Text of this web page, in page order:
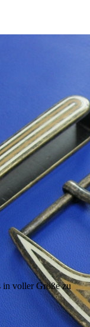
in voller Größe zu